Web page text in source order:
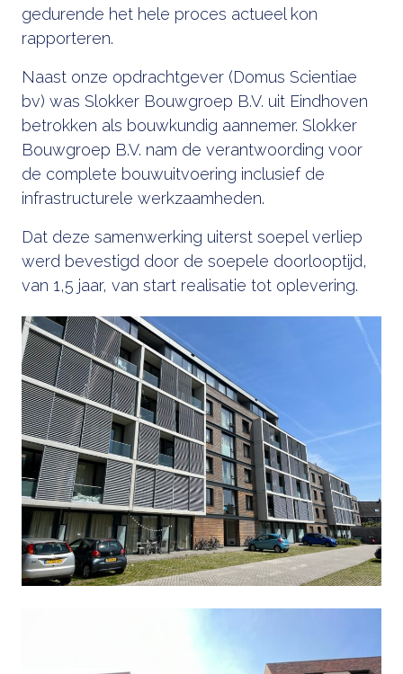
gedurende het hele proces actueel kon
rapporteren.
Naast onze opdrachtgever (Domus Scientiae
bv) was Slokker Bouwgroep B.V. uit Eindhoven
betrokken als bouwkundig aannemer. Slokker
Bouwgroep B.V. nam de verantwoording voor
de complete bouwuitvoering inclusief de
infrastructurele werkzaamheden.
Dat deze samenwerking uiterst soepel verliep
werd bevestigd door de soepele doorlooptijd,
van 1,5 jaar, van start realisatie tot oplevering.